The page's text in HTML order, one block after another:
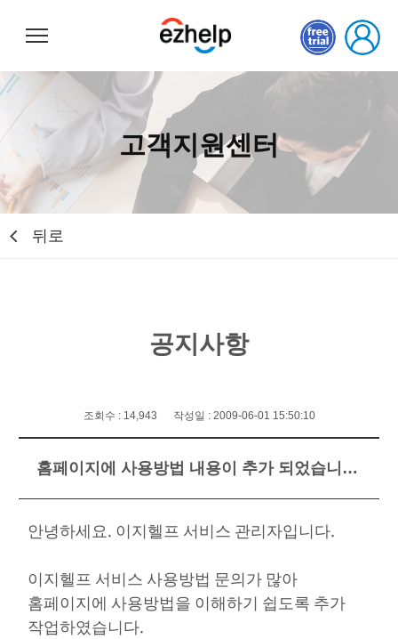
이지헬프
고객지원센터
뒤로
공지사항
조회수 : 14,943 작성일 : 2009-06-01 15:50:10
홈페이지에 사용방법 내용이 추가 되었습니다.
안녕하세요. 이지헬프 서비스 관리자입니다.
이지헬프 서비스 사용방법 문의가 많아
홈페이지에 사용방법을 이해하기 쉽도록 추가
작업하였습니다.